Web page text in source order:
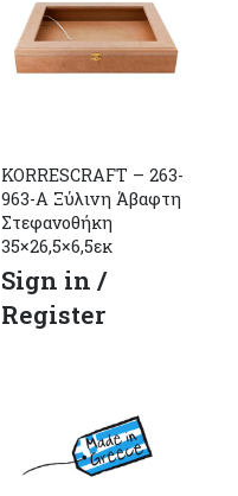
KORRESCRAFT – 263-
963-Α Ξύλινη Άβαφτη
Στεφανοθήκη
35×26,5×6,5εκ
Sign in /
Register